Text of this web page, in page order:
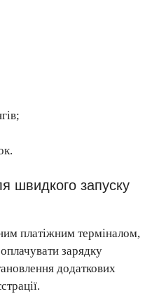
швидкого запуску
платіжним терміналом,
зарядку
додаткових